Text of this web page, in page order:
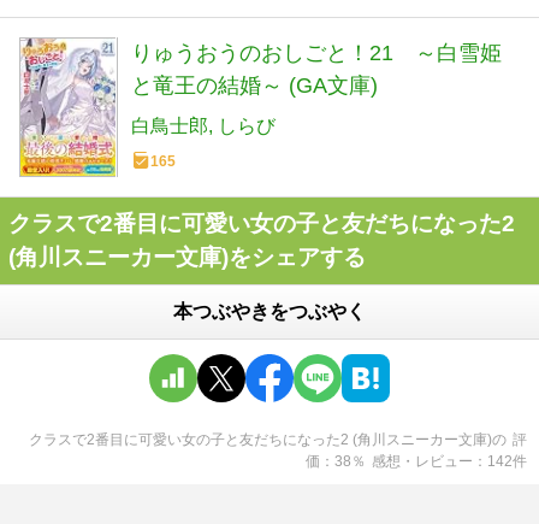
りゅうおうのおしごと！21 ～白雪姫
と竜王の結婚～ (GA文庫)
白鳥士郎 しらび
165
クラスで2番目に可愛い女の子と友だちになった2
(角川スニーカー文庫)をシェアする
本つぶやきをつぶやく
クラスで2番目に可愛い女の子と友だちになった2 (角川スニーカー文庫)の 評
価
38 ％ 感想・レビュー 142件